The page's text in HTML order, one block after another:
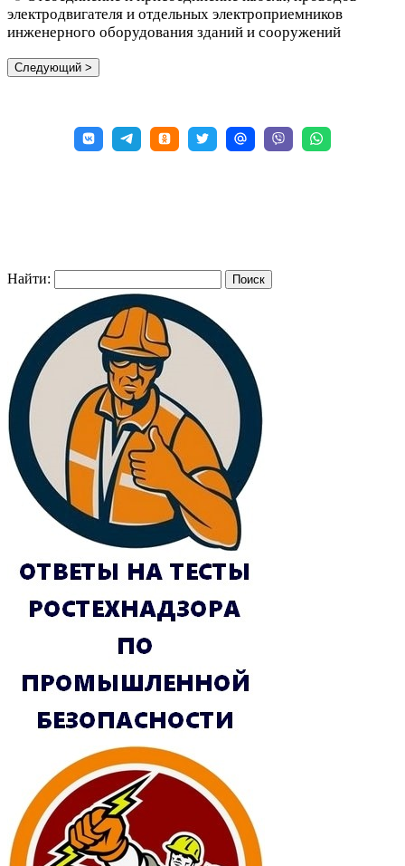
электродвигателя и отдельных электроприемников
инженерного оборудования зданий и сооружений
Найти: